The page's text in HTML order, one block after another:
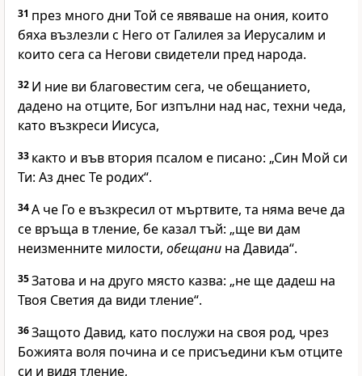
31 през много дни Той се явяваше на ония, които
бяха възлезли с Него от Галилея за Иерусалим и
които сега са Негови свидетели пред народа.
32 И ние ви благовестим сега, че обещанието,
дадено на отците, Бог изпълни над нас, техни чеда,
като възкреси Иисуса,
33 както и във втория псалом е писано: „Син Мой си
Ти: Аз днес Те родих“.
34А че Го е възкресил от мъртвите, та няма вече да
се връща в тление, бе казал тъй: „ще ви дам
неизменните милости, обещани на Давида“.
35Затова и на друго място казва: „не ще дадеш на
Твоя Светия да види тление“.
36Защото Давид, като послужи на своя род, чрез
Божията воля почина и се присъедини към отците
си и видя тление,